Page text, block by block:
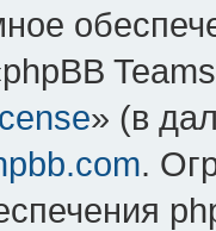
» (в
.